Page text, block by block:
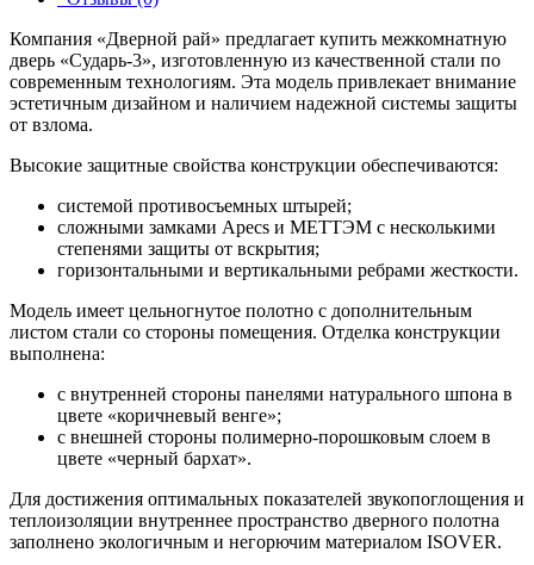
Компания «Дверной рай» предлагает купить межкомнатную
дверь «Сударь-3», изготовленную из качественной стали по
современным технологиям. Эта модель привлекает внимание
эстетичным дизайном и наличием надежной системы защиты
от взлома.
Высокие защитные свойства конструкции обеспечиваются:
системой противосъемных штырей;
сложными замками Apecs и МЕТТЭМ с несколькими
степенями защиты от вскрытия;
горизонтальными и вертикальными ребрами жесткости.
Модель имеет цельногнутое полотно с дополнительным
листом стали со стороны помещения. Отделка конструкции
выполнена:
с внутренней стороны панелями натурального шпона в
цвете «коричневый венге»;
с внешней стороны полимерно-порошковым слоем в
цвете «черный бархат».
Для достижения оптимальных показателей звукопоглощения и
теплоизоляции внутреннее пространство дверного полотна
заполнено экологичным и негорючим материалом ISOVER.